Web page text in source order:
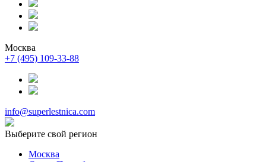
Москва
+7 (495) 109-33-88
info@superlestnica.com
Выберите свой регион
Москва